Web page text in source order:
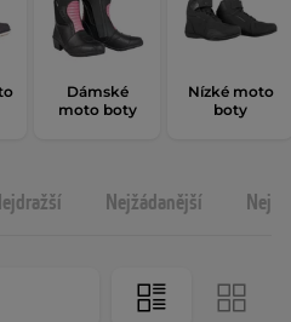
Dámské
moto boty
Nízké moto
boty
Nejžádanější